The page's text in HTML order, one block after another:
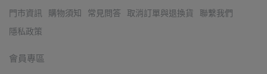
門市資訊 購物須知 常見問答 取消訂單與退換貨
聯繫我們
隱私政策
會員專區